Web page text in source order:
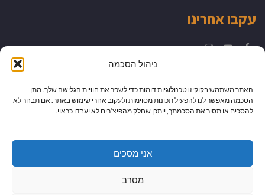
ניהול הסכמה
האתר משתמש בקוקיז וטכנולוגיות דומות כדי לשפר את חוויית הגלישה שלך. מתן
הסכמה מאפשר לנו להפעיל תכונות מסוימות ולעקוב אחרי שימוש באתר. אם תבחר לא
להסכים או תסיר את הסכמתך, ייתכן שחלק מהפיצ’רים לא יעבדו כראוי.
אני מסכים
מסרב
עקבו אחרינו